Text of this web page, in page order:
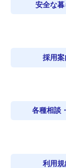
安全な暮
採用案
各種相談
利用規